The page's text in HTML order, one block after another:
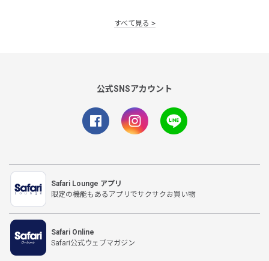
すべて見る
公式SNSアカウント
Safari Lounge アプリ
限定の機能もあるアプリでサクサクお買い物
Safari Online
Safari公式ウェブマガジン